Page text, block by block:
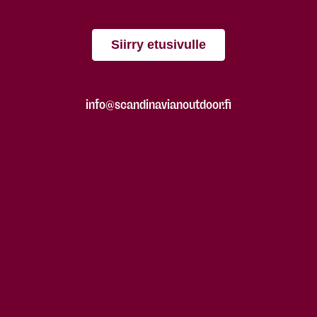
Siirry etusivulle
info@scandinavianoutdoor.fi